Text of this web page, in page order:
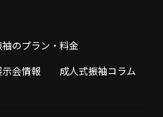
のプラン・料金
会情報 成人式振袖コラム